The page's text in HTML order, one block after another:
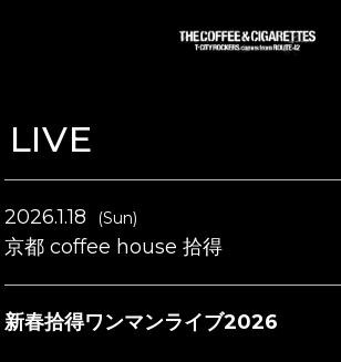
LIVE
2026.1.18 (Sun)
京都 coffee house 拾得
新春拾得ワンマンライブ2026